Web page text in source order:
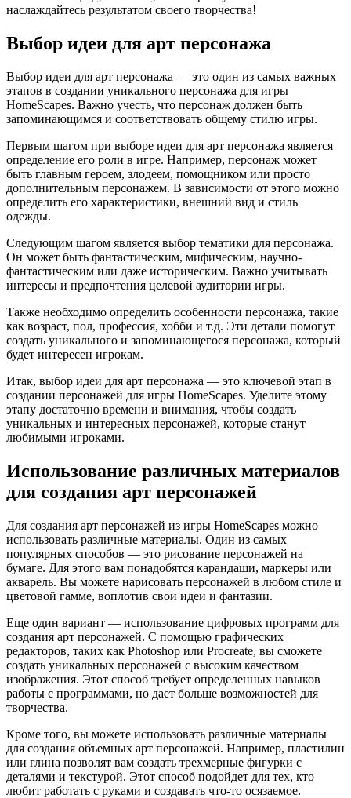
наслаждайтесь результатом своего творчества!
Выбор идеи для арт персонажа
Выбор идеи для арт персонажа — это один из самых важных
этапов в создании уникального персонажа для игры
HomeScapes. Важно учесть, что персонаж должен быть
запоминающимся и соответствовать общему стилю игры.
Первым шагом при выборе идеи для арт персонажа является
определение его роли в игре. Например, персонаж может
быть главным героем, злодеем, помощником или просто
дополнительным персонажем. В зависимости от этого можно
определить его характеристики, внешний вид и стиль
одежды.
Следующим шагом является выбор тематики для персонажа.
Он может быть фантастическим, мифическим, научно-
фантастическим или даже историческим. Важно учитывать
интересы и предпочтения целевой аудитории игры.
Также необходимо определить особенности персонажа, такие
как возраст, пол, профессия, хобби и т.д. Эти детали помогут
создать уникального и запоминающегося персонажа, который
будет интересен игрокам.
Итак, выбор идеи для арт персонажа — это ключевой этап в
создании персонажей для игры HomeScapes. Уделите этому
этапу достаточно времени и внимания, чтобы создать
уникальных и интересных персонажей, которые станут
любимыми игроками.
Использование различных материалов
для создания арт персонажей
Для создания арт персонажей из игры HomeScapes можно
использовать различные материалы. Один из самых
популярных способов — это рисование персонажей на
бумаге. Для этого вам понадобятся карандаши, маркеры или
акварель. Вы можете нарисовать персонажей в любом стиле и
цветовой гамме, воплотив свои идеи и фантазии.
Еще один вариант — использование цифровых программ для
создания арт персонажей. С помощью графических
редакторов, таких как Photoshop или Procreate, вы сможете
создать уникальных персонажей с высоким качеством
изображения. Этот способ требует определенных навыков
работы с программами, но дает больше возможностей для
творчества.
Кроме того, вы можете использовать различные материалы
для создания объемных арт персонажей. Например, пластилин
или глина позволят вам создать трехмерные фигурки с
деталями и текстурой. Этот способ подойдет для тех, кто
любит работать с руками и создавать что-то осязаемое.